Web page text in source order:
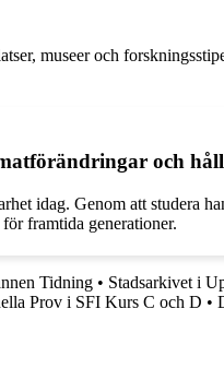
museer och
och
idag. Genom att studera
framtida generationer.
Tidning • Stadsarkivet i
Prov i SFI Kurs C och D •